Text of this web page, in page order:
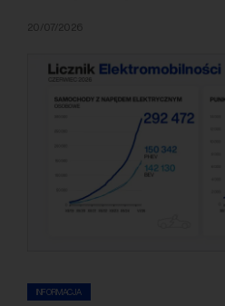
20/07/2026
INFORMACJA